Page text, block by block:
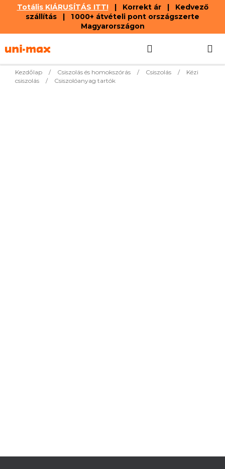
Totális KIÁRUSÍTÁS ITT!| Korrekt ár | Kedvező
szállítás | 1 000+ átvételi pont országszerte
Magyarországon
tartalomhoz
KOSÁR
Kezdőlap / Csiszolás és homokszórás / Csiszolás /
Kézi
csiszolás
/ Csiszolóanyag tartók